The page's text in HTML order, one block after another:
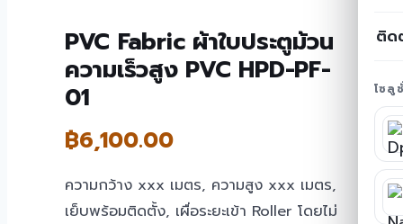
ติด
โซลู
PVC Fabric ผ้าใบประตูม้วน
ความเร็วสูง PVC HPD-PF-
01
฿6,100.00
ความกว้าง xxx เมตร, ความสูง xxx เมตร,
เย็บพร้อมติดตั้ง, เผื่อระยะเข้า Roller โดยไม่